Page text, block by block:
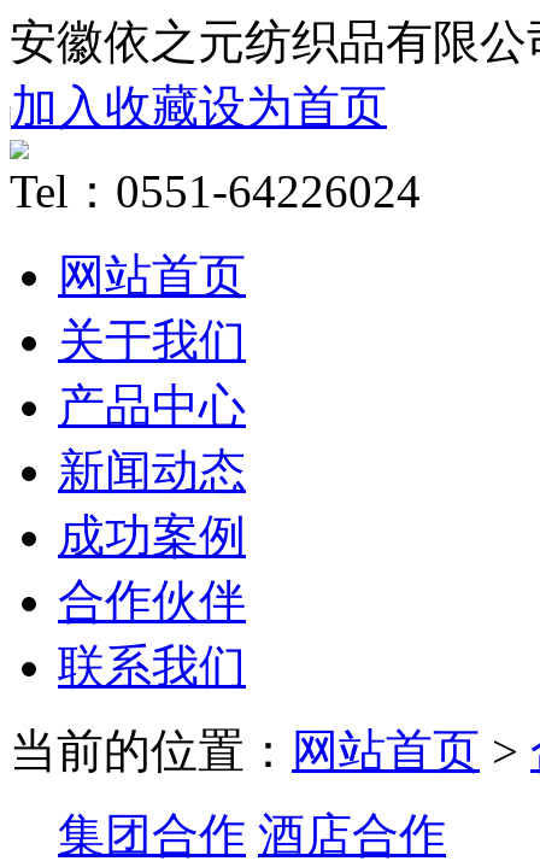
安徽依之元纺织品有限公
加入收藏设为首页
Tel：0551-64226024
网站首页
关于我们
产品中心
新闻动态
成功案例
合作伙伴
联系我们
当前的位置： 网站首页 >
集团合作 酒店合作